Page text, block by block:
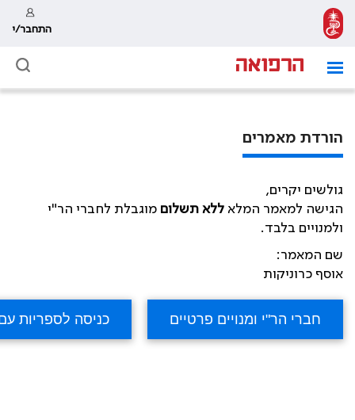
התחבר/י
הורדת מאמרים
גולשים יקרים,
הגישה למאמר המלא ללא תשלום מוגבלת לחברי הר"י
ולמנויים בלבד.
שם המאמר:
אוסף כרוניקות